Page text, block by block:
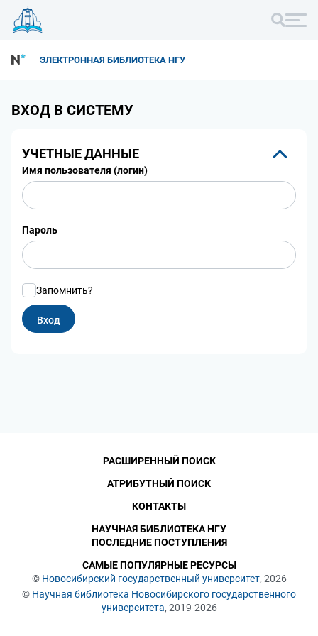
ЭЛЕКТРОННАЯ БИБЛИОТЕКА НГУ
ВХОД В СИСТЕМУ
УЧЕТНЫЕ ДАННЫЕ
Имя пользователя (логин)
Пароль
Запомнить?
© Новосибирский государственный университет, 2026
© Научная библиотека Новосибирского государственного
университета, 2019-2026
РАСШИРЕННЫЙ ПОИСК
АТРИБУТНЫЙ ПОИСК
КОНТАКТЫ
НАУЧНАЯ БИБЛИОТЕКА НГУ
ПОСЛЕДНИЕ ПОСТУПЛЕНИЯ
САМЫЕ ПОПУЛЯРНЫЕ РЕСУРСЫ